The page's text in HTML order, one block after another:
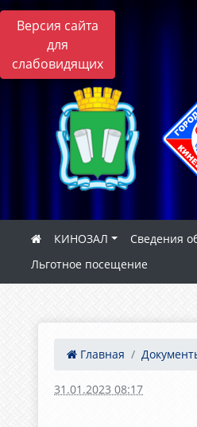
Версия сайта
для
слабовидящих
КИНОЗАЛ Сведения
Льготное посещение
Главная
31.01.2023 08:17